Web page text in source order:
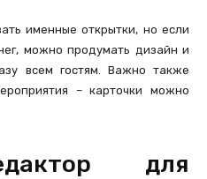
именные открытки, но если
можно продумать дизайн и
всем гостям. Важно также
– карточки можно
для